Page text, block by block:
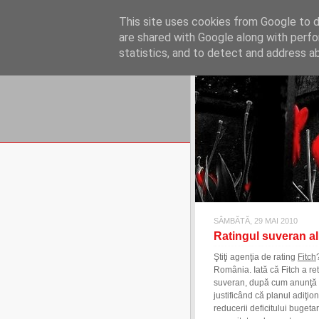
REFLECŢII
blog de reflecţii, informaţii şi
SÂMBĂTĂ, 29 MAI 2010
Ratingul suveran
Ştiţi agenţia de rating Fitch
România. Iată că Fitch a
suveran, după cum anunţă
justificând că planul
reducerii deficitului
This site uses cookies from Google to
are shared with Google along with
statistics, and to detect and address